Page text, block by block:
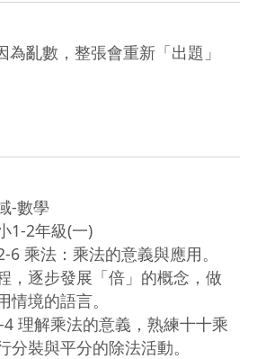
-數學
1-2年級(一)
6 乘法：乘法的意義與應用。
，逐步發展「倍」的概念，做
情境的語言。
4 理解乘法的意義，熟練十十乘
分裝與平分的除法活動。